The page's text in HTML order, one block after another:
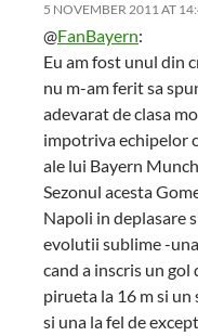
5 NOVEMBER 2011 AT
@FanBayern:
Eu am fost unul din
nu m-am ferit sa
adevarat de clasa
impotriva echipelor
ale lui Bayern
Sezonul acesta
Napoli in deplasare
evolutii sublime -
cand a inscris un
pirueta la 16 m si
si una la fel de